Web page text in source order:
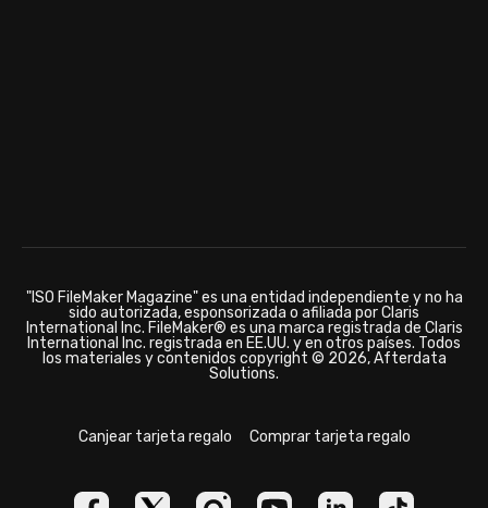
"ISO FileMaker Magazine" es una entidad independiente y no ha
sido autorizada, esponsorizada o afiliada por Claris
International Inc. FileMaker® es una marca registrada de Claris
International Inc. registrada en EE.UU. y en otros países. Todos
los materiales y contenidos copyright © 2026, Afterdata
Solutions.
Canjear tarjeta regalo Comprar tarjeta regalo